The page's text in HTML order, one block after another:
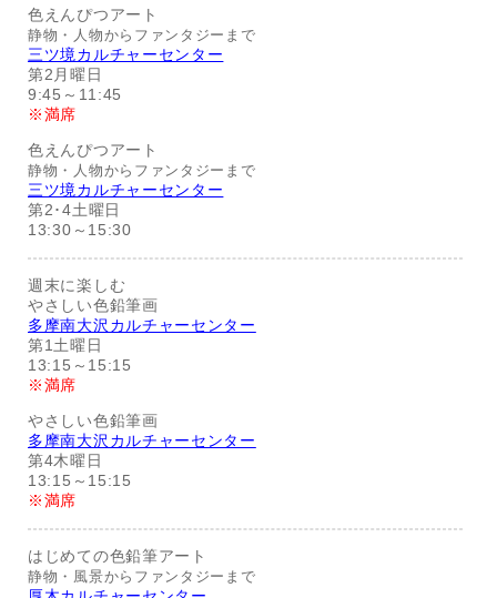
色えんぴつアート
静物・人物からファンタジーまで
三ツ境カルチャーセンター
第2月曜日
9:45～11:45
※満席
色えんぴつアート
静物・人物からファンタジーまで
三ツ境カルチャーセンター
第2･4土曜日
13:30～15:30
週末に楽しむ
やさしい色鉛筆画
多摩南大沢カルチャーセンター
第1土曜日
13:15～15:15
※満席
やさしい色鉛筆画
多摩南大沢カルチャーセンター
第4木曜日
13:15～15:15
※満席
はじめての色鉛筆アート
静物・風景からファンタジーまで